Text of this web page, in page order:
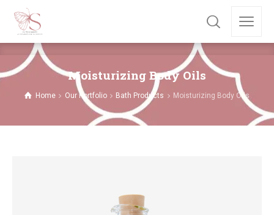
Moisturizing Body Oils
Home Our Portfolio Bath Products Moisturizing Body Oils